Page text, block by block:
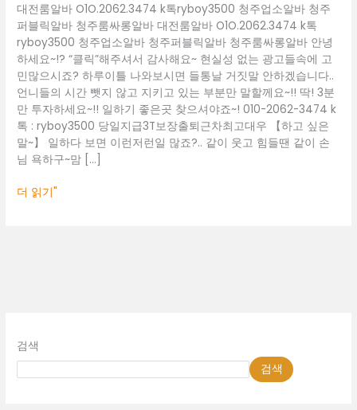
대전룸알바 O1O.2062.3474 k톡ryboy3500 청주업소알바 청주
퍼블릭알바 청주룸싸롱알바 대전룸알바 O1O.2062.3474 k톡
ryboy3500 청주업소알바 청주퍼블릭알바 청주룸싸롱알바 안녕
하세요~!? “클릭”해주셔서 감사해요~ 현실성 없는 광고들속에 고
민많으시죠? 하루이틀 나와보시면 들통날 거짓말 안하겠습니다..
언니들의 시간 뺏지 않고 지키고 있는 부분만 말할께요~!! 딱! 3분
만 투자하세요~!! 일하기 좋은곳 찾으셔야죠~! 010-2062-3474 k
톡 : ryboy3500 당일지급3T보장출퇴근차최고대우 【하고 싶은
말~】 일하다 보면 이런저런일 많죠?.. 같이 웃고 힘들땐 같이 손
님 욕하구~맘 […]
소
알
바
청
주
퍼
블
릭
알
바
주
더 읽기"
검색
검색